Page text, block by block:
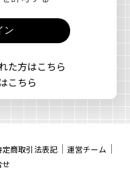
ン
た方はこちら
こちら
定商取引法表記 ｜ 運営チーム ｜
せ